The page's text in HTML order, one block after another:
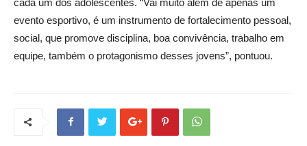
evento esportivo, é um instrumento de fortalecimento pessoal,
social, que promove disciplina, boa convivência, trabalho em
equipe, também o protagonismo desses jovens”, pontuou.